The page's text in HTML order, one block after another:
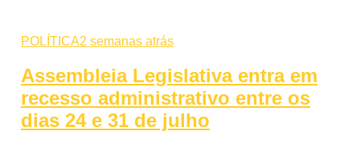
POLÍTICA2 semanas atrás
Assembleia Legislativa entra em
recesso administrativo entre os
dias 24 e 31 de julho